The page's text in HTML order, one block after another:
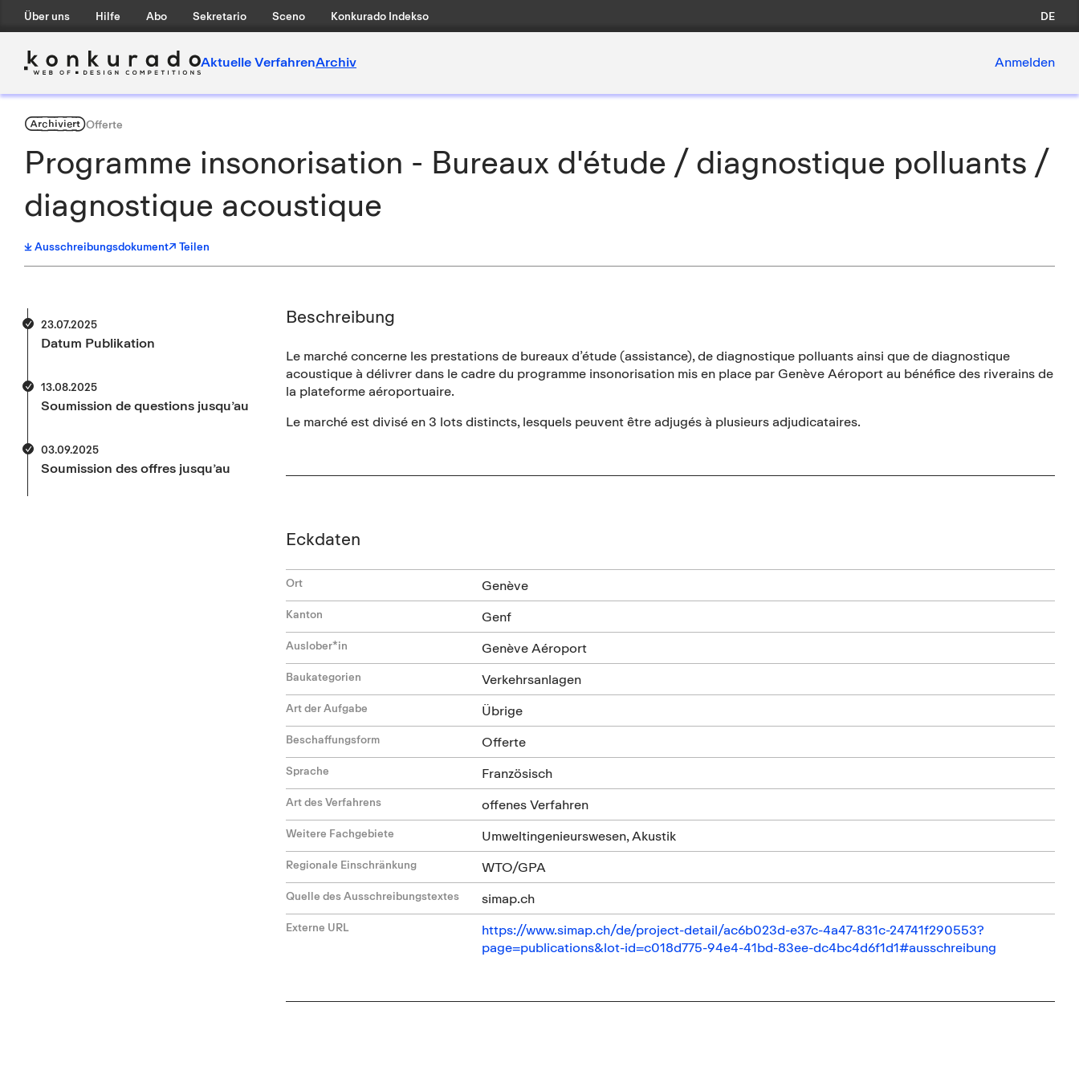
Über uns Hilfe Abo Sekretario Sceno Konkurado Indekso DE
Aktuelle VerfahrenArchiv Anmelden
ArchiviertOfferte
Programme insonorisation - Bureaux d'étude / diagnostique polluants /
diagnostique acoustique
Ausschreibungsdokument↗ Teilen
23.07.2025
Datum Publikation
13.08.2025
Soumission de questions jusqu’au
03.09.2025
Soumission des offres jusqu’au
Beschreibung
Le marché concerne les prestations de bureaux d’étude (assistance), de diagnostique polluants ainsi que de diagnostique
acoustique à délivrer dans le cadre du programme insonorisation mis en place par Genève Aéroport au bénéfice des riverains de
la plateforme aéroportuaire.
Le marché est divisé en 3 lots distincts, lesquels peuvent être adjugés à plusieurs adjudicataires.
Eckdaten
Ort Genève
Kanton Genf
Auslober*in Genève Aéroport
Baukategorien Verkehrsanlagen
Art der Aufgabe Übrige
Beschaffungsform Offerte
Sprache Französisch
Art des Verfahrens offenes Verfahren
Weitere Fachgebiete Umweltingenieurswesen, Akustik
Regionale Einschränkung WTO/GPA
Quelle des Ausschreibungstextes simap.ch
Externe URL
https://www.simap.ch/de/project-detail/ac6b023d-e37c-4a47-831c-24741f290553?
page=publications&lot-id=c018d775-94e4-41bd-83ee-dc4bc4d6f1d1#ausschreibung